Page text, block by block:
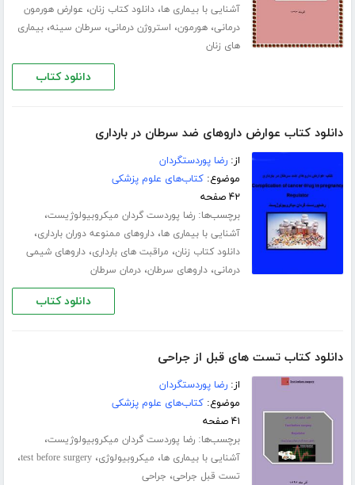
آشنایی با بیماری ها،دانلود کتاب زنان، عوارض هورمون
درمانی،هورمون، استروژن درمانی، سرطان سینه،بیماری
های زنان
دانلود کتاب
دانلود کتاب عوارض داروهای ضد سرطان در بارداری
از:رضا پوردستگردان
موضوع:کتاب‌های علوم پزشکی
۴۲ صفحه
برچسب‌ها:رضا پوردست گردان میکروبیولوژیست،
آشنایی با بیماری ها،داروهای ممنوعه دوران بارداری،
دانلود کتاب زنان، مراقبت های بارداری،داروهای شیمی
درمانی،داروهای سرطان،درمان سرطان
دانلود کتاب
دانلود کتاب تست های قبل از جراحی
از:رضا پوردستگردان
موضوع:کتاب‌های علوم پزشکی
۴۱ صفحه
برچسب‌ها:رضا پوردست گردان میکروبیولوژیست،
آشنایی با بیماری ها، میکروبیولوژی،test before surgery،
تست قبل جراحی، جراحی